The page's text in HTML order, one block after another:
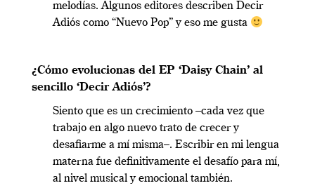
melodías. Algunos editores describen Decir
Adiós como “Nuevo Pop” y eso me gusta
¿Cómo evolucionas del EP ‘Daisy Chain’ al
sencillo ‘Decir Adiós’?
Siento que es un crecimiento –cada vez que
trabajo en algo nuevo trato de crecer y
desafiarme a mí misma–. Escribir en mi lengua
materna fue definitivamente el desafío para mí,
al nivel musical y emocional también.